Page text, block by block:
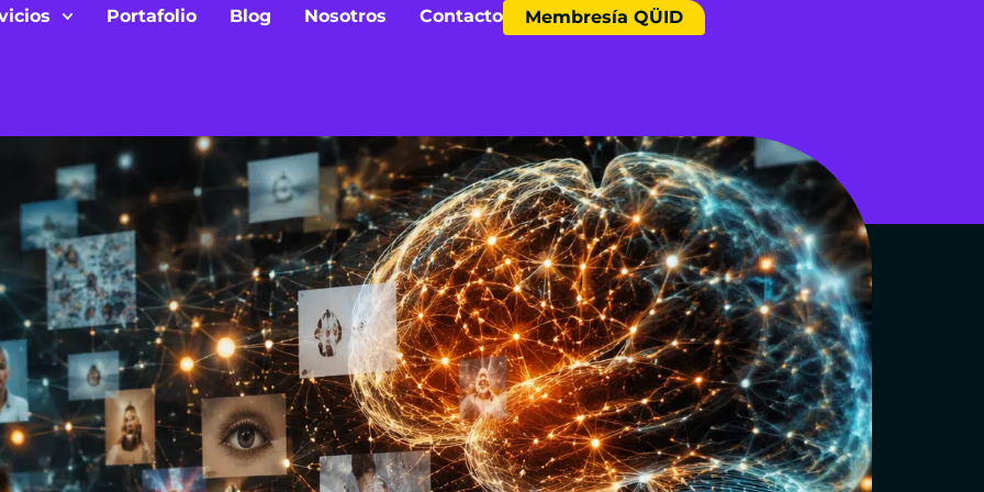
Portafolio Blog Nosotros Contacto Membresía QÜID